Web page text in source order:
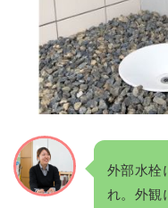
外部水栓
れ。外観